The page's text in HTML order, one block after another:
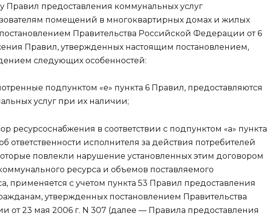
Правил предоставления коммунальных услуг
помещений в многоквартирных домах и жилых
Правительства Российской Федерации от 6
Правил, утвержденных настоящим постановлением,
следующих особенностей:
подпунктом «е» пункта 6 Правил, предоставляются
услуг при их наличии;
ресурсоснабжения в соответствии с подпунктом «а» пункта
ответственности исполнителя за действия потребителей
повлекли нарушение установленных этим договором
ресурса и объемов поставляемого
применяется с учетом пункта 53 Правил предоставления
утвержденных постановлением Правительства
от 23 мая 2006 г. N 307 (далее — Правила предоставления